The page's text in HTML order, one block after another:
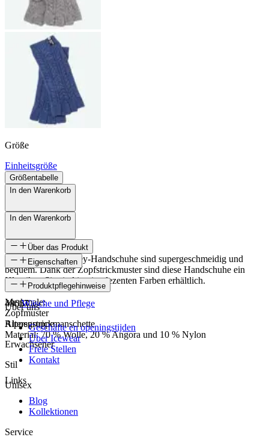
Größe
Einheitsgröße
Größentabelle
In den Warenkorb
In den Warenkorb
Über das Produkt
Die fingerlosen Eldey-Handschuhe sind supergeschmeidig und
bequem. Dank der Zopfstrickmuster sind diese Handschuhe ein
Klassiker. Sie sind in vier dezenten Farben erhältlich.
Merkmale:
Zopfmuster
Rippenstrickmanschette
Material: 70 % Wolle, 20 % Angora und 10 % Nylon
Eigenschaften
SKU
48667
Altersgruppe
Erwachsener
Stil
Unisex
Produktpflegehinweise
Wäsche und Pflege
Über uns
Geschäfte en openingstijden
Über Icewear
Freie Stellen
Kontakt
Links
Blog
Kollektionen
Service